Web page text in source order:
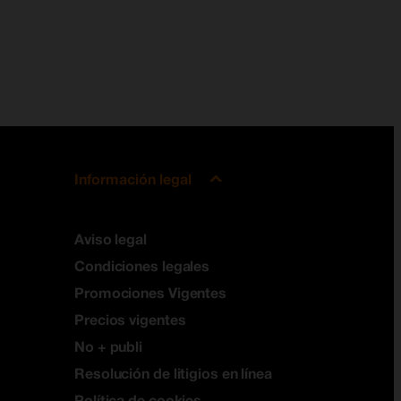
Información legal
Aviso legal
Condiciones legales
Promociones Vigentes
Precios vigentes
No + publi
Resolución de litigios en línea